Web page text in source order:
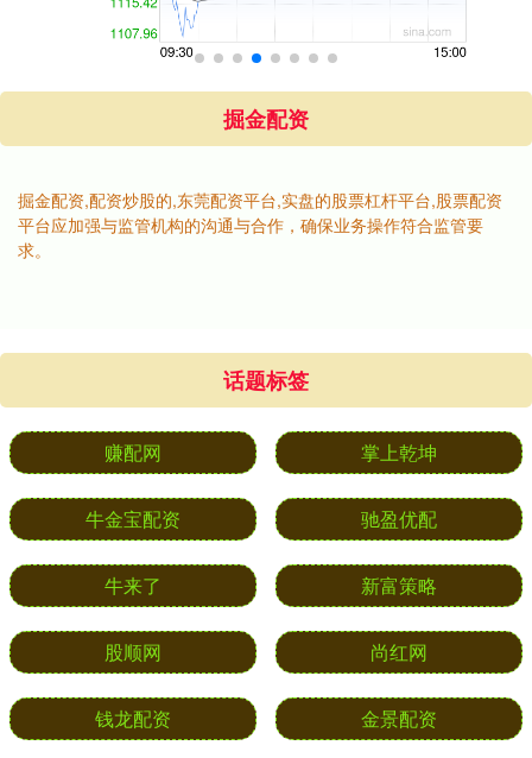
掘金配资
掘金配资,配资炒股的,东莞配资平台,实盘的股票杠杆平台,股票配资
平台应加强与监管机构的沟通与合作，确保业务操作符合监管要
求。
话题标签
赚配网 掌上乾坤
牛金宝配资 驰盈优配
牛来了 新富策略
股顺网 尚红网
钱龙配资 金景配资